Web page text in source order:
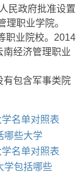
民政府批准设置
理职业学院。
职业院校。2014
南经济管理职业
有包含军事类院
名单对照表
哪些大学
名单对照表
学包括哪些